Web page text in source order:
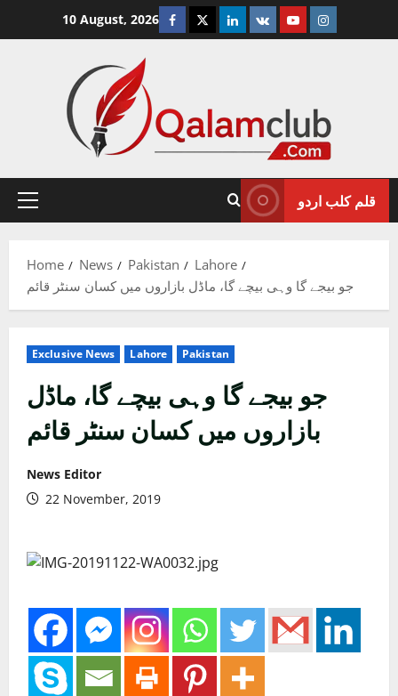
10 August, 2026 Facebook
TwitterLinkedin
VK YoutubeInstagram
Primary
قلم کلب اردو
Home News Pakistan
Lahore
جو بیجے گا وہی بیچے گا، ماڈل بازاروں میں کسان سنٹر قائم
Exclusive News Lahore Pakistan
جو بیجے گا وہی بیچے گا، ماڈل
بازاروں میں کسان سنٹر قائم
News Editor
22 November, 2019